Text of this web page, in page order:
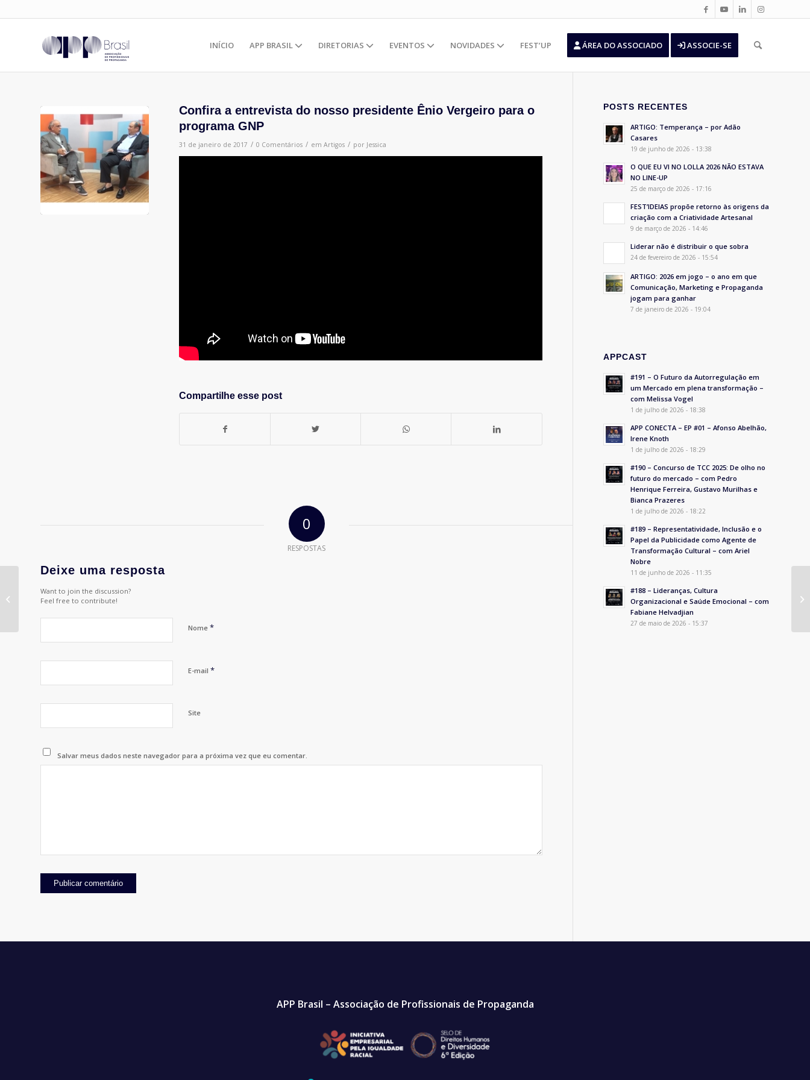
INÍCIO APP BRASIL DIRETORIAS EVENTOS NOVIDADES FEST’UP ÁREA DO ASSOCIADO ASSOCIE-SE
Confira a entrevista do nosso presidente Ênio Vergeiro para o
programa GNP
31 de janeiro de 2017 / 0 Comentários / em Artigos / por Jessica
Compartilhe esse post
0
RESPOSTAS
Deixe uma resposta
Want to join the discussion?
Feel free to contribute!
Nome *
E-mail *
Site
Salvar meus dados neste navegador para a próxima vez que eu comentar.
POSTS RECENTES
ARTIGO: Temperança – por Adão
Casares
19 de junho de 2026 - 13:38
O QUE EU VI NO LOLLA 2026 NÃO ESTAVA
NO LINE-UP
25 de março de 2026 - 17:16
FEST’IDEIAS propõe retorno às origens da
criação com a Criatividade Artesanal
9 de março de 2026 - 14:46
Liderar não é distribuir o que sobra
24 de fevereiro de 2026 - 15:54
ARTIGO: 2026 em jogo – o ano em que
Comunicação, Marketing e Propaganda
jogam para ganhar
7 de janeiro de 2026 - 19:04
APPCAST
#191 – O Futuro da Autorregulação em
um Mercado em plena transformação –
com Melissa Vogel
1 de julho de 2026 - 18:38
APP CONECTA – EP #01 – Afonso Abelhão,
Irene Knoth
1 de julho de 2026 - 18:29
#190 – Concurso de TCC 2025: De olho no
futuro do mercado – com Pedro
Henrique Ferreira, Gustavo Murilhas e
Bianca Prazeres
1 de julho de 2026 - 18:22
#189 – Representatividade, Inclusão e o
Papel da Publicidade como Agente de
Transformação Cultural – com Ariel
Nobre
11 de junho de 2026 - 11:35
#188 – Lideranças, Cultura
Organizacional e Saúde Emocional – com
Fabiane Helvadjian
27 de maio de 2026 - 15:37
APP Brasil – Associação de Profissionais de Propaganda
ABA ROI DE
PATROCÍNIOS